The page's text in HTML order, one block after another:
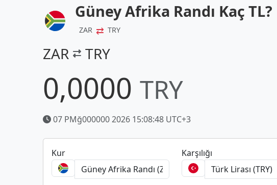
Güney Afrika Randı Kaç TL?
ZAR ⇄ TRY
ZAR TRY
0,0000 TRY
07 PMğ000000 2026 15:08:48 UTC+3
Kur Karşılığı